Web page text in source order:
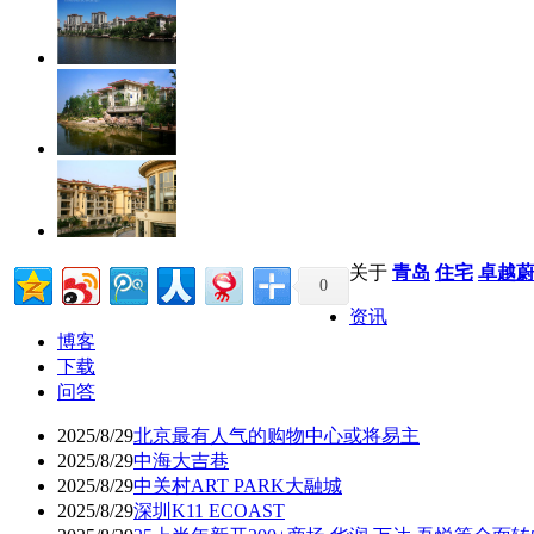
0
关于 青岛 住宅 卓越
资讯
博客
下载
问答
2025/8/29北京最有人气的购物中心或将易主
2025/8/29中海大吉巷
2025/8/29中关村ART PARK大融城
2025/8/29深圳K11 ECOAST